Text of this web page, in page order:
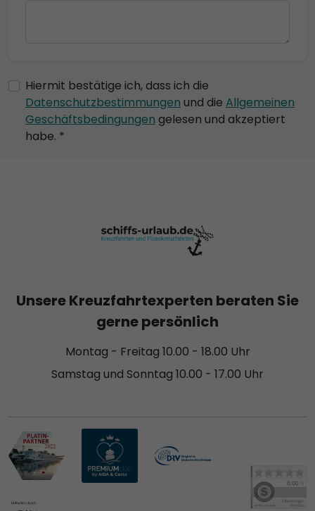
Hiermit bestätige ich, dass ich die
Datenschutzbestimmungen und die Allgemeinen
Geschäftsbedingungen gelesen und akzeptiert
habe. *
Unsere Kreuzfahrtexperten beraten Sie
gerne persönlich
Montag - Freitag 10.00 - 18.00 Uhr
Samstag und Sonntag 10.00 - 17.00 Uhr